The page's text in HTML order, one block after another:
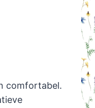
comfortabel.